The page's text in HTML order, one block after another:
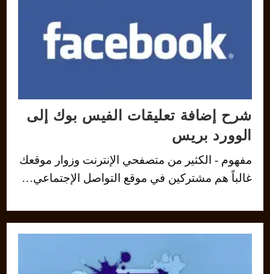
شرح إضافة تعليقات الفيس بوك إلى
الوورد بريس
مفهوم - الكثير من متصفحي الإنترنت وزوار موقعك
غالباً هم مشتركين في موقع التواصل الإجتماعي…